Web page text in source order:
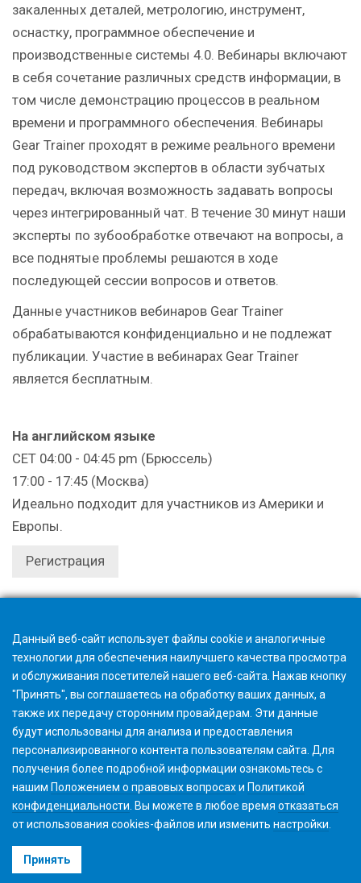
закаленных деталей, метрологию, инструмент,
оснастку, программное обеспечение и
производственные системы 4.0. Вебинары включают
в себя сочетание различных средств информации, в
том числе демонстрацию процессов в реальном
времени и программного обеспечения. Вебинары
Gear Trainer проходят в режиме реального времени
под руководством экспертов в области зубчатых
передач, включая возможность задавать вопросы
через интегрированный чат. В течение 30 минут наши
эксперты по зубообработке отвечают на вопросы, а
все поднятые проблемы решаются в ходе
последующей сессии вопросов и ответов.
Данные участников вебинаров Gear Trainer
обрабатываются конфиденциально и не подлежат
публикации. Участие в вебинарах Gear Trainer
является бесплатным.
На английском языке
CET 04:00 - 04:45 pm (Брюссель)
17:00 - 17:45 (Москва)
Идеально подходит для участников из Америки и
Европы.
Регистрация
Условия использования
Данный веб-сайт использует файлы cookie и аналогичные
технологии для обеспечения наилучшего качества просмотра
и обслуживания посетителей нашего веб-сайта. Нажав кнопку
"Принять", вы соглашаетесь на обработку ваших данных, а
также их передачу сторонним провайдерам. Эти данные
будут использованы для анализа и предоставления
персонализированного контента пользователям сайта. Для
получения более подробной информации ознакомьтесь с
нашим Положением о правовых вопросахи Политикой
конфиденциальности . Вы можете в любое время отказаться
от использования cookies-файлов или изменить настройки
Принять